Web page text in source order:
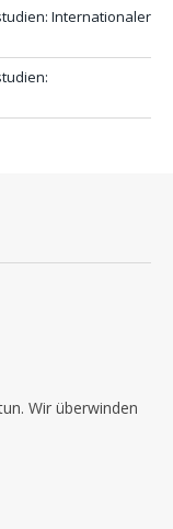
Internationaler
Wir überwinden